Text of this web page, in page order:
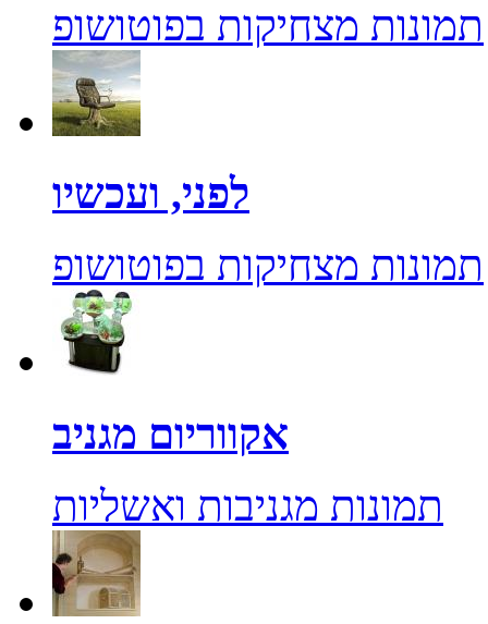
תמונות מצחיקות בפוטושופ
לפני, ועכשיו
תמונות מצחיקות בפוטושופ
אקווריום מגניב
תמונות מגניבות ואשליות